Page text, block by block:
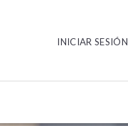
INICIAR SESIÓN